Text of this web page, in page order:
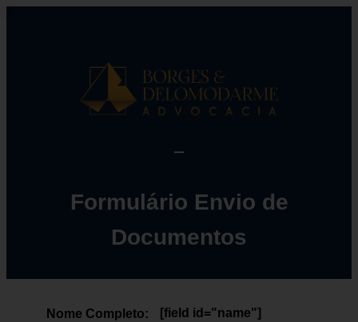
Formulário Envio de
Documentos
Nome Completo: [field id="name"]